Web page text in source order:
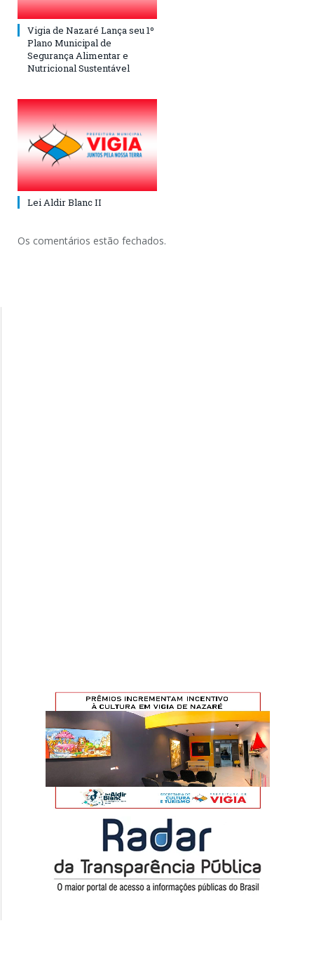
Vigia de Nazaré Lança seu 1º
Plano Municipal de
Segurança Alimentar e
Nutricional Sustentável
Lei Aldir Blanc II
Os comentários estão fechados.